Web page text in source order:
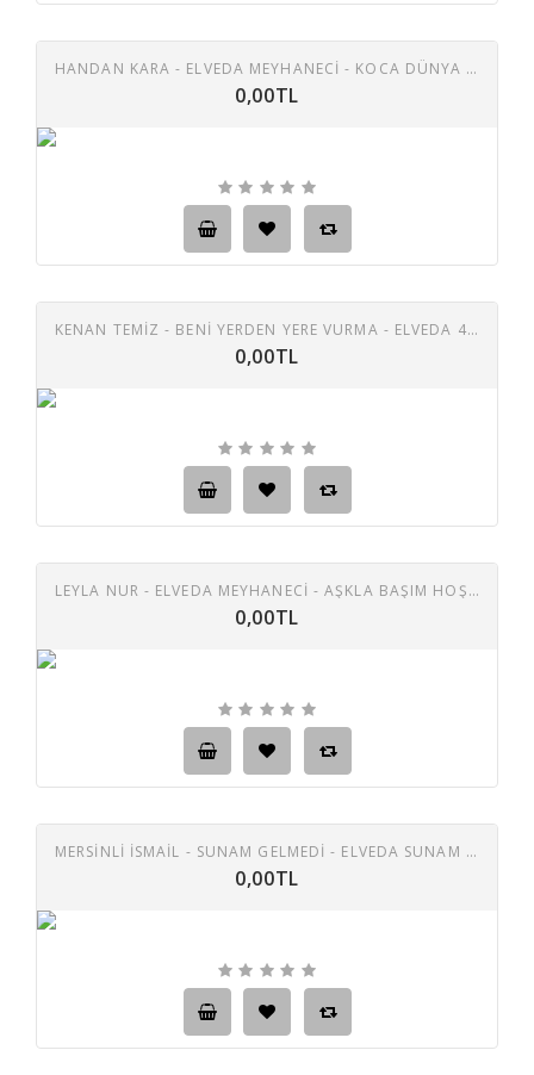
HANDAN KARA - ELVEDA MEYHANECI - KOCA DÜNYA 45 LIK PLAK
0,00TL
KENAN TEMIZ - BENI YERDEN YERE VURMA - ELVEDA 45 LIK PLAK
0,00TL
LEYLA NUR - ELVEDA MEYHANECİ - AŞKLA BAŞIM HOŞ DEĞİL 45 LİK PLAK
0,00TL
MERSINLI ISMAIL - SUNAM GELMEDI - ELVEDA SUNAM 45 LIK PLAK
0,00TL